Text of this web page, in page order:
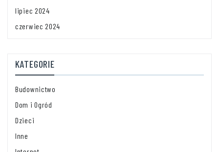
lipiec 2024
czerwiec 2024
KATEGORIE
Budownictwo
Dom i Ogród
Dzieci
Inne